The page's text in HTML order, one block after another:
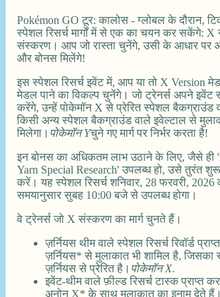
Pokémon GO टूर: कालोस - ग्लोबल के दौरान,
स्पेशल रिसर्च मार्गों में से एक का चयन कर सकेंगे:
संस्करण। आप जो रास्ता चुनेंगे, उसी के आधार पर
और बोनस मिलेंगे!
इस स्पेशल रिसर्च इवेंट में, आप या तो X Version
मेडल पाने का विकल्प चुनेंगे। जो ट्रेनर्स अपने इवेंट
करेंगे, उन्हें पोकेमॉन X से प्रेरित स्पेशल बैकग्राउंड
किसी अन्य स्पेशल बैकग्राउंड वाले इवेल्टाल से
मिलेगा। पोकेमॉन Yचुने गए मार्ग पर निर्भर करता है!
इन बोनस का अधिकतम लाभ उठाने के लिए, जैसे ही
Yarn Special Research' उपलब्ध हो, उसे तुरंत
करें। यह स्पेशल रिसर्च शनिवार, 28 फरवरी, 2026
समयानुसार सुबह 10:00 बजे से उपलब्ध होगा।
वे ट्रेनर्स जो X संस्करण का मार्ग चुनते हैं।
ज़र्नियस थीम वाले स्पेशल रिसर्च रिवॉर्ड
ज़र्नियस* से मुलाकात भी शामिल है,
ज़र्नियस से प्रेरित है। पोकेमॉन X.
इवेंट-थीम वाले फ़ील्ड रिसर्च टास्क प्राप्त
अनोन X* के साथ मुलाकात का इनाम देते हैं।